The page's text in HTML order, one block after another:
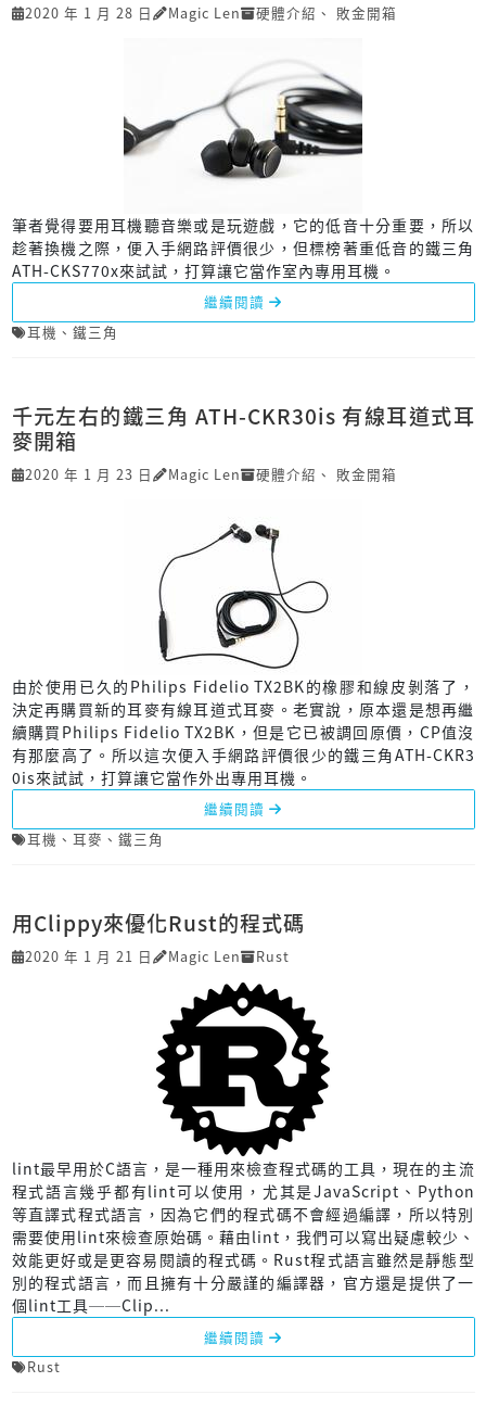
2020 年 1 月 28 日 Magic Len 硬體介紹 、 敗金開箱
筆者覺得要用耳機聽音樂或是玩遊戲，它的低音十分重要，所以
趁著換機之際，便入手網路評價很少，但標榜著重低音的鐵三角
ATH-CKS770x來試試，打算讓它當作室內專用耳機。
繼續閱讀
耳機 、 鐵三角
千元左右的鐵三角 ATH-CKR30is 有線耳道式耳
麥開箱
2020 年 1 月 23 日 Magic Len 硬體介紹 、 敗金開箱
由於使用已久的Philips Fidelio TX2BK的橡膠和線皮剝落了，
決定再購買新的耳麥有線耳道式耳麥。老實說，原本還是想再繼
續購買Philips Fidelio TX2BK，但是它已被調回原價，CP值沒
有那麼高了。所以這次便入手網路評價很少的鐵三角ATH-CKR3
0is來試試，打算讓它當作外出專用耳機。
繼續閱讀
耳機 、 耳麥 、 鐵三角
用Clippy來優化Rust的程式碼
2020 年 1 月 21 日 Magic Len Rust
lint最早用於C語言，是一種用來檢查程式碼的工具，現在的主流
程式語言幾乎都有lint可以使用，尤其是JavaScript、Python
等直譯式程式語言，因為它們的程式碼不會經過編譯，所以特別
需要使用lint來檢查原始碼。藉由lint，我們可以寫出疑慮較少、
效能更好或是更容易閱讀的程式碼。Rust程式語言雖然是靜態型
別的程式語言，而且擁有十分嚴謹的編譯器，官方還是提供了一
個lint工具──Clip...
繼續閱讀
Rust